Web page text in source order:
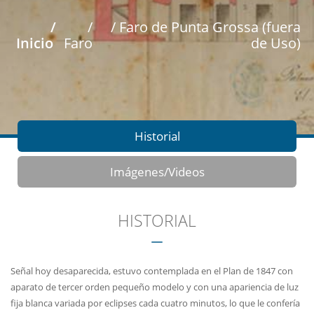
/
Inicio
/
Faro
/ Faro de Punta Grossa (fuera
de Uso)
Historial
Imágenes/Videos
HISTORIAL
Señal hoy desaparecida, estuvo contemplada en el Plan de 1847 con
aparato de tercer orden pequeño modelo y con una apariencia de luz
fija blanca variada por eclipses cada cuatro minutos, lo que le confería